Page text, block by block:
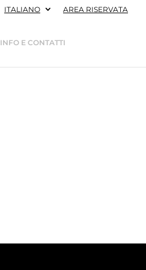
ITALIANO AREA RISERVATA
INFO E CONTATTI